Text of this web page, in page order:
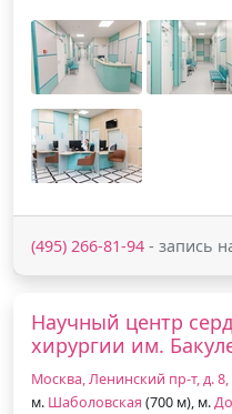
(495) 266-81-94 - запись
Научный центр
хирургии им.
Москва, Ленинский пр-т, д.
м. Шаболовская (700 м), м.